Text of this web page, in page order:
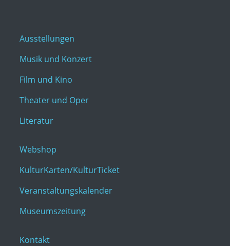
Ausstellungen
Musik und Konzert
Film und Kino
Theater und Oper
Literatur
Webshop
KulturKarten/KulturTicket
Veranstaltungskalender
Museumszeitung
Kontakt